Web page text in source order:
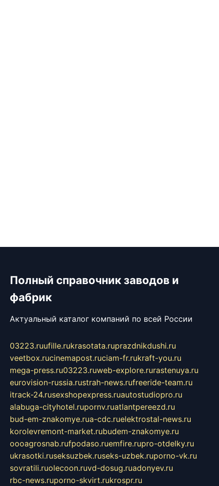
Полный справочник заводов и
фабрик
Актуальный каталог компаний по всей России
03223.ruufille.rukrasotata.ruprazdnikdushi.ru
veetbox.rucinemapost.ruciam-fr.rukraft-you.ru
mega-press.ru03223.ruweb-explore.rurastenuya.ru
eurovision-russia.rustrah-news.rufreeride-team.ru
itrack-24.rusexshopexpress.ruautostudiopro.ru
alabuga-cityhotel.rupornv.ruatlantpereezd.ru
bud-em-znakomye.rua-cdc.ruelektrostal-news.ru
korolevremont-market.rubudem-znakomye.ru
oooagrosnab.rufpodaso.ruemfire.rupro-otdelky.ru
ukrasotki.ruseksuzbek.ruseks-uzbek.ruporno-vk.ru
sovratili.ruolecoon.ruvd-dosug.ruadonyev.ru
rbc-news.ruporno-skvirt.rukrospr.ru